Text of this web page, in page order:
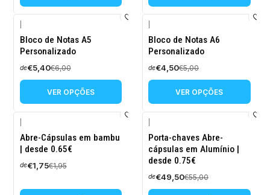
-10%
DESCONTO
Bloco de Notas A5
Personalizado
de€5,40€6,00
VER OPÇÕES
-10%
DESCONTO
Bloco de Notas A6
Personalizado
de€4,50€5,00
VER OPÇÕES
-10%
DESCONTO
Abre-Cápsulas em bambu
| desde 0.65€
de€1,75€1,95
-10%
DESCONTO
Porta-chaves Abre-
cápsulas em Alumínio |
desde 0.75€
de€49,50€55,00